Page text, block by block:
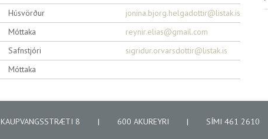
Húsvörður
jonina.bjorg.helgadottir@listak.is
Móttaka
reynir.elias@gmail.com
Safnstjóri
sigridur.orvarsdottir@listak.is
Móttaka
KAUPVANGSSTRÆTI 8 | 600 AKUREYRI | SÍMI 461 2610